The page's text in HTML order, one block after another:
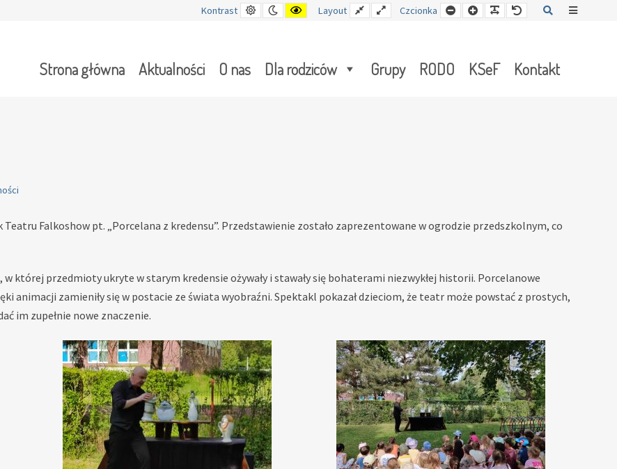
Kontrast Kontrast
domyślny
Tryb
nocny
Kontrast
żółto-
Layout Stały
układ
Wide
layout
Czcionka Mniejsza
czcionka
CzcionkaCzcionkaCzcionkaSzukaj
Strona główna Aktualności O nas Dla rodziców Grupy RODO KSeF Kontakt
Falkoshow pt. „Porcelana z kredensu”. Przedstawienie zostało zaprezentowane w ogrodzie przedszkolnym, co
której przedmioty ukryte w starym kredensie ożywały i stawały się bohaterami niezwykłej historii. Porcelanowe
animacji zamieniły się w postacie ze świata wyobraźni. Spektakl pokazał dzieciom, że teatr może powstać z prostych,
im zupełnie nowe znaczenie.